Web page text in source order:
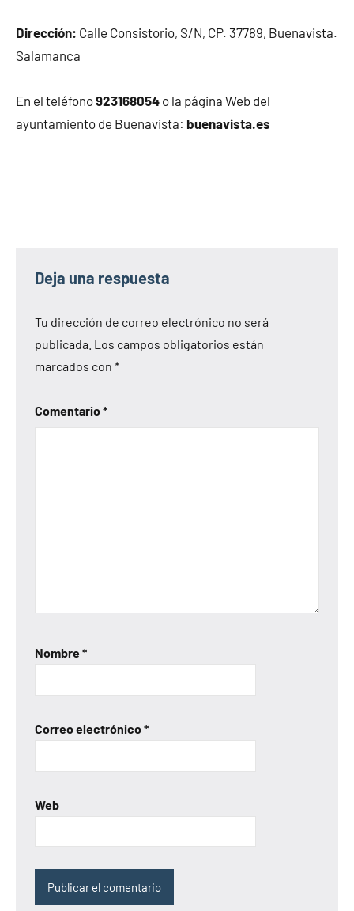
Dirección: Calle Consistorio, S/N, CP. 37789, Buenavista.
Salamanca
En el teléfono923168054 o la página Web del
ayuntamiento de Buenavista: buenavista.es
Deja una respuesta
Tu dirección de correo electrónico no será
publicada. Los campos obligatorios están
marcados con *
Comentario*
Nombre*
Correo electrónico*
Web